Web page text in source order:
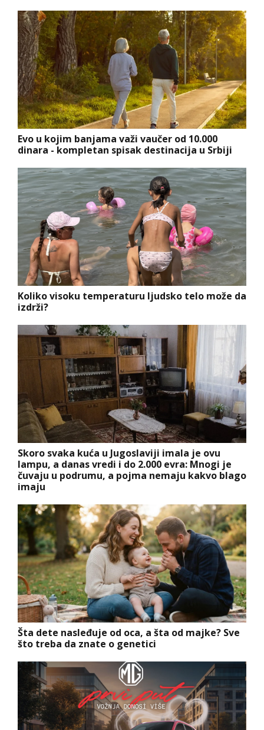
Evo u kojim banjama važi vaučer od 10.000
dinara - kompletan spisak destinacija u Srbiji
Koliko visoku temperaturu ljudsko telo može da
izdrži?
Skoro svaka kuća u Jugoslaviji imala je ovu
lampu, a danas vredi i do 2.000 evra: Mnogi je
čuvaju u podrumu, a pojma nemaju kakvo blago
imaju
Šta dete nasleđuje od oca, a šta od majke? Sve
što treba da znate o genetici